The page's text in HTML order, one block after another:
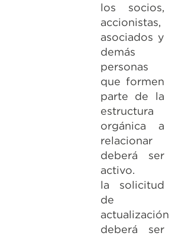
los socios,
accionistas,
asociados y
demás
personas
que formen
parte de la
estructura
orgánica a
relacionar
deberá ser
activo.
la solicitud
de
actualización
deberá ser